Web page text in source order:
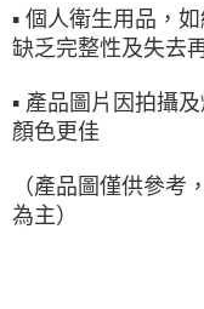
▪ 個人衛生用品，
缺乏完整性及失去
▪ 產品圖片因拍攝
顏色更佳
（產品圖僅供參考
為主）